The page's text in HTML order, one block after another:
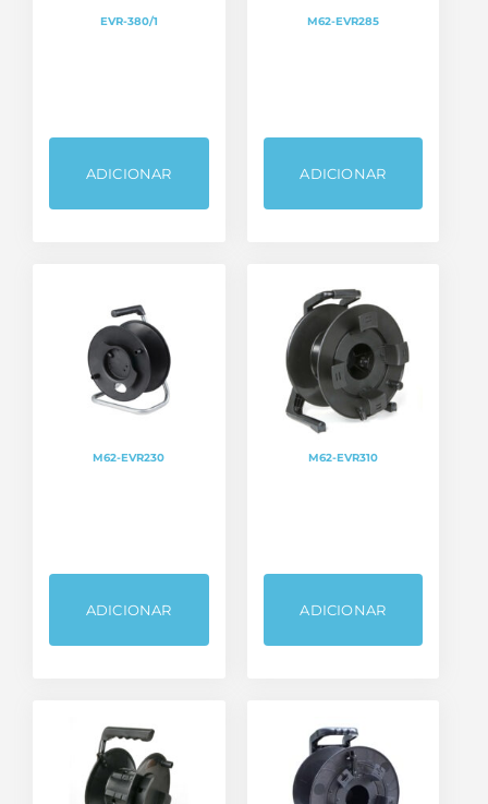
EVR-380/1
ADICIONAR
M62-EVR285
ADICIONAR
M62-EVR230
ADICIONAR
M62-EVR310
ADICIONAR